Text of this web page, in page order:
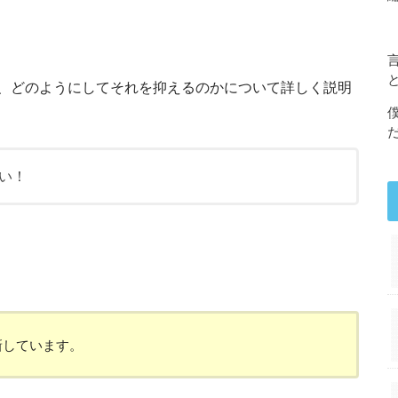
どのようにしてそれを抑えるのかについて詳しく説明
！
ています。